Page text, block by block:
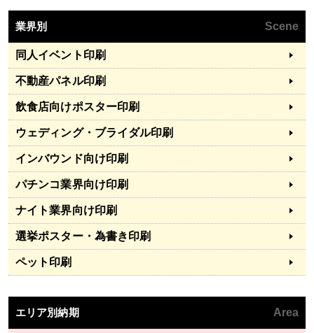
業界別 Scene
同人イベント印刷
不動産パネル印刷
飲食店向けポスター印刷
ウェディング・ブライダル印刷
インバウンド向け印刷
パチンコ業界向け印刷
ナイト業界向け印刷
選挙ポスター・為書き印刷
ペット印刷
エリア別納期 Area